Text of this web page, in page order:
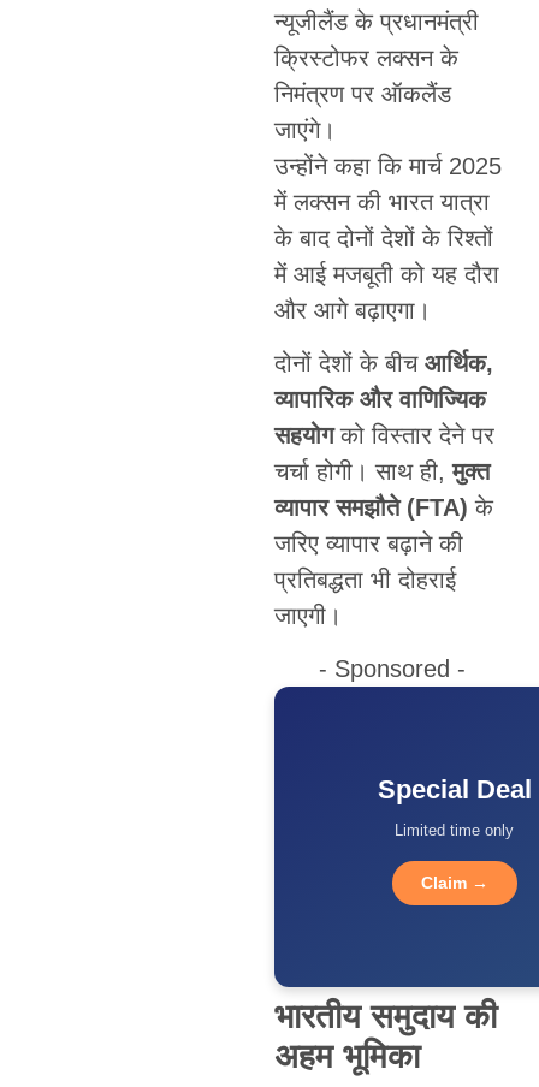
न्यूजीलैंड के प्रधानमंत्री
क्रिस्टोफर लक्सन के
निमंत्रण पर ऑकलैंड
जाएंगे।
उन्होंने कहा कि मार्च 2025
में लक्सन की भारत यात्रा
के बाद दोनों देशों के रिश्तों
में आई मजबूती को यह दौरा
और आगे बढ़ाएगा।
दोनों देशों के बीच आर्थिक,
व्यापारिक और वाणिज्यिक
सहयोगको विस्तार देने पर
चर्चा होगी। साथ ही,मुक्त
व्यापार समझौते (FTA) के
जरिए व्यापार बढ़ाने की
प्रतिबद्धता भी दोहराई
जाएगी।
- Sponsored -
Special Deal
Limited time only
Claim →
भारतीय समुदाय की
अहम भूमिका